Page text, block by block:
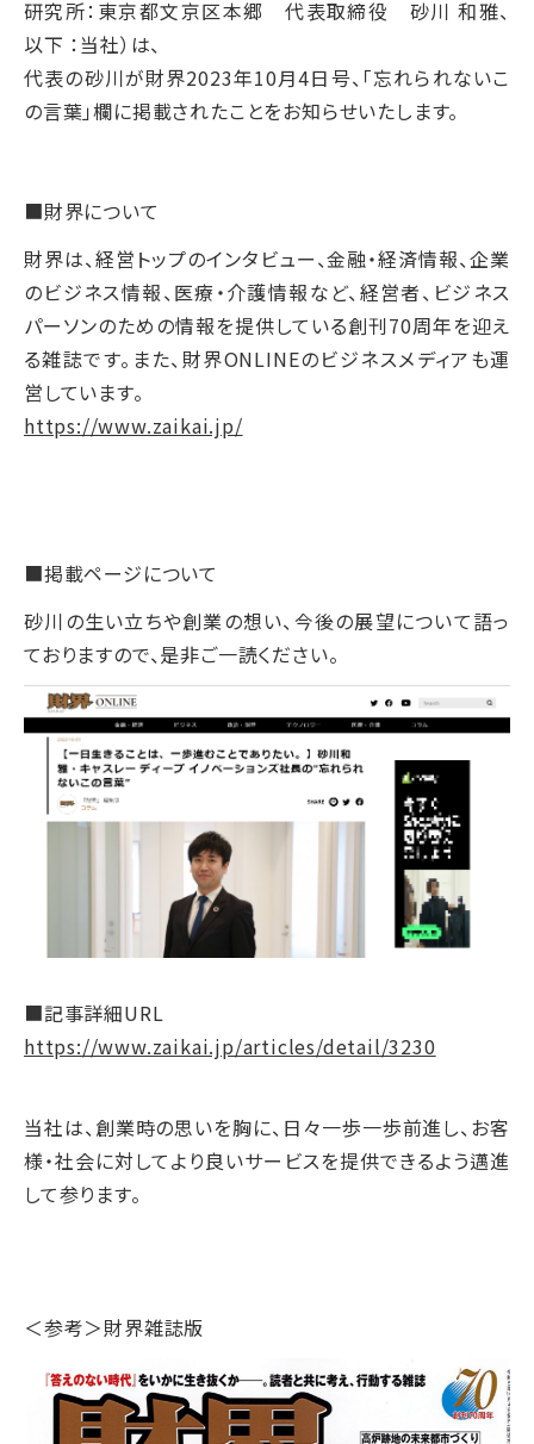
研究所：東京都文京区本郷 代表取締役 砂川 和雅、
以下 ：当社）は、
代表の砂川が財界2023年10月4日号、「忘れられないこ
の言葉」欄に掲載されたことをお知らせいたします。
■財界について
財界は、経営トップのインタビュー、金融・経済情報、企業
のビジネス情報、医療・介護情報など、経営者、ビジネス
パーソンのための情報を提供している創刊70周年を迎え
る雑誌です。また、財界ONLINEのビジネスメディアも運
営しています。
https://www.zaikai.jp/
■掲載ページについて
砂川の生い立ちや創業の想い、今後の展望について語っ
ておりますので、是非ご一読ください。
■記事詳細URL
https://www.zaikai.jp/articles/detail/3230
当社は、創業時の思いを胸に、日々一歩一歩前進し、お客
様・社会に対してより良いサービスを提供できるよう邁進
して参ります。
＜参考＞財界雑誌版